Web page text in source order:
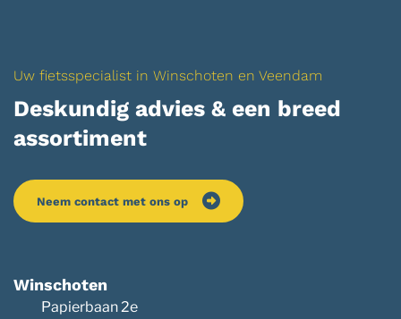
Uw fietsspecialist in Winschoten en Veendam
Deskundig advies & een breed
assortiment
Neem contact met ons op
Winschoten
Papierbaan 2e